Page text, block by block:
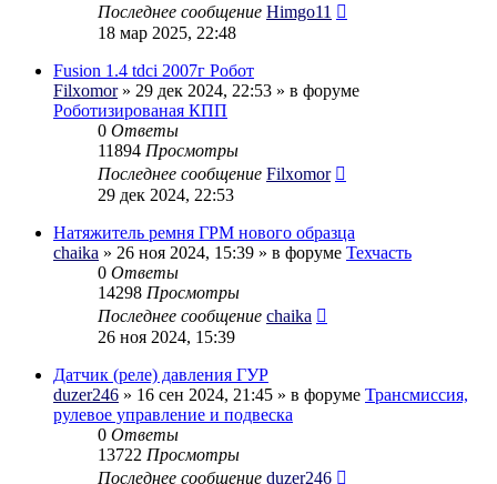
Последнее сообщение Himgo11
18 мар 2025, 22:48
Fusion 1.4 tdci 2007г Робот
Filxomor» 29 дек 2024, 22:53 » в форуме
Роботизированая КПП
0 Ответы
11894 Просмотры
Последнее сообщение Filxomor
29 дек 2024, 22:53
Натяжитель ремня ГРМ нового образца
chaika » 26 ноя 2024, 15:39 » в форуме Техчасть
0 Ответы
14298 Просмотры
Последнее сообщение chaika
26 ноя 2024, 15:39
Датчик (реле) давления ГУР
duzer246 » 16 сен 2024, 21:45 » в форуме Трансмиссия,
рулевое управление и подвеска
0 Ответы
13722 Просмотры
Последнее сообщение duzer246